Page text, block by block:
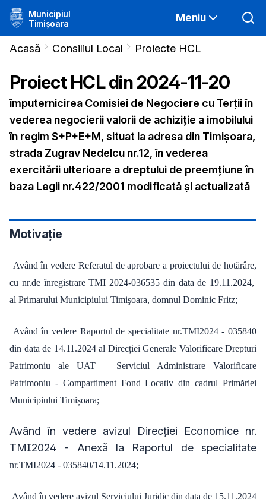
Municipiul
Timișoara
Meniu
Acasă Consiliul Local Proiecte HCL
Proiect HCL din2024-11-20
împuternicirea Comisiei de Negociere cu Terții în
vederea negocierii valorii de achiziție a imobilului
în regim S+P+E+M, situat la adresa din Timișoara,
strada Zugrav Nedelcu nr.12, în vederea
exercitării ulterioare a dreptului de preemțiune în
baza Legii nr.422/2001 modificată și actualizată
Motivație
Având în vedere Referatul de aprobare a proiectului de hotărâre,
cu nr.de înregistrare TMI 2024-036535 din data de 19.11.2024,
al Primarului Municipiului Timişoara, domnul Dominic Fritz;
Având în vedere Raportul de specialitate nr.TMI2024 - 035840
din data de 14.11.2024 al Direcției Generale Valorificare Drepturi
Patrimoniu ale UAT – Serviciul Administrare Valorificare
Patrimoniu - Compartiment Fond Locativ din cadrul Primăriei
Municipiului Timișoara;
Având în vedere avizul Direcției Economice nr.
TMI2024 - Anexă la Raportul de specialitate
nr.TMI2024 - 035840/14.11.2024;
Având în vedere avizul Serviciului Juridic din data de 15.11.2024